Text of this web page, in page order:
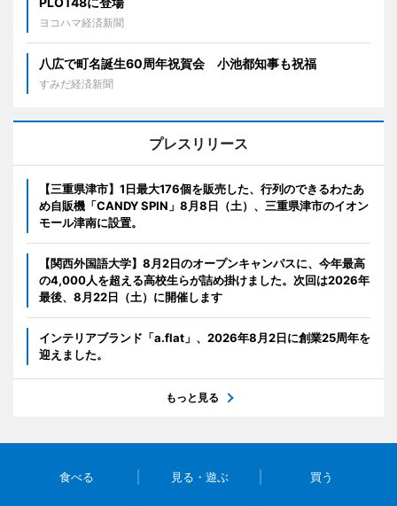
ヨコハマ経済新聞
八広で町名誕生60周年祝賀会 小池都知事も祝福
すみだ経済新聞
プレスリリース
【三重県津市】1日最大176個を販売した、行列のできるわたあ
め自販機「CANDY SPIN」8月8日（土）、三重県津市のイオン
モール津南に設置。
【関西外国語大学】8月2日のオープンキャンパスに、今年最高
の4,000人を超える高校生らが詰め掛けました。次回は2026年
最後、8月22日（土）に開催します
インテリアブランド「a.flat」、2026年8月2日に創業25周年を
迎えました。
もっと見る
食べる 見る・遊ぶ 買う